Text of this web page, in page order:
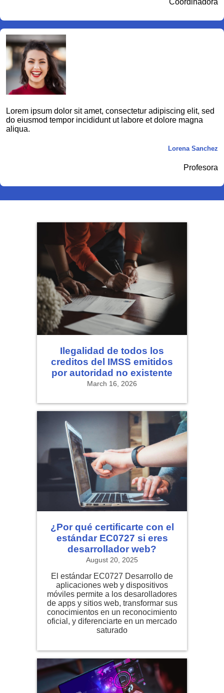
Coordinadora
Lorem ipsum dolor sit amet, consectetur adipiscing elit, sed
do eiusmod tempor incididunt ut labore et dolore magna
aliqua.
Lorena Sanchez
Profesora
Ilegalidad de todos los
creditos del IMSS emitidos
por autoridad no existente
March 16, 2026
¿Por qué certificarte con el
estándar EC0727 si eres
desarrollador web?
August 20, 2025
El estándar EC0727 Desarrollo de
aplicaciones web y dispositivos
móviles permite a los desarolladores
de apps y sitios web, transformar sus
conocimientos en un reconocimiento
oficial, y diferenciarte en un mercado
saturado